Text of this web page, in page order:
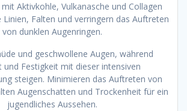
Aktivkohle, Vulkanasche und Collagen
Falten und verringern das Auftreten
von dunklen Augenringen.
und geschwollene Augen, während
und Festigkeit mit dieser intensiven
steigen. Minimieren das Auftreten von
Augenschatten und Trockenheit für ein
jugendliches Aussehen.